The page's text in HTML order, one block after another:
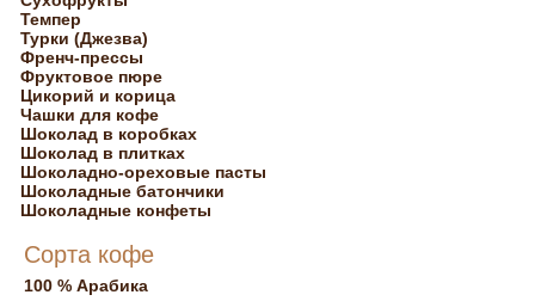
Темпер
Турки (Джезва)
Френч-прессы
Фруктовое пюре
Цикорий и корица
Чашки для кофе
Шоколад в коробках
Шоколад в плитках
Шоколадно-ореховые пасты
Шоколадные батончики
Шоколадные конфеты
Сорта кофе
100 % Арабика